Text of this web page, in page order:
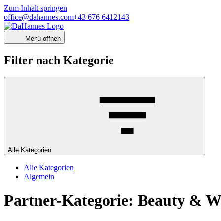
Zum Inhalt springen
office@dahannes.com+43 676 6412143
Menü öffnen
Filter nach Kategorie
Alle Kategorien
Alle Kategorien
Algemein
Partner-Kategorie: Beauty &